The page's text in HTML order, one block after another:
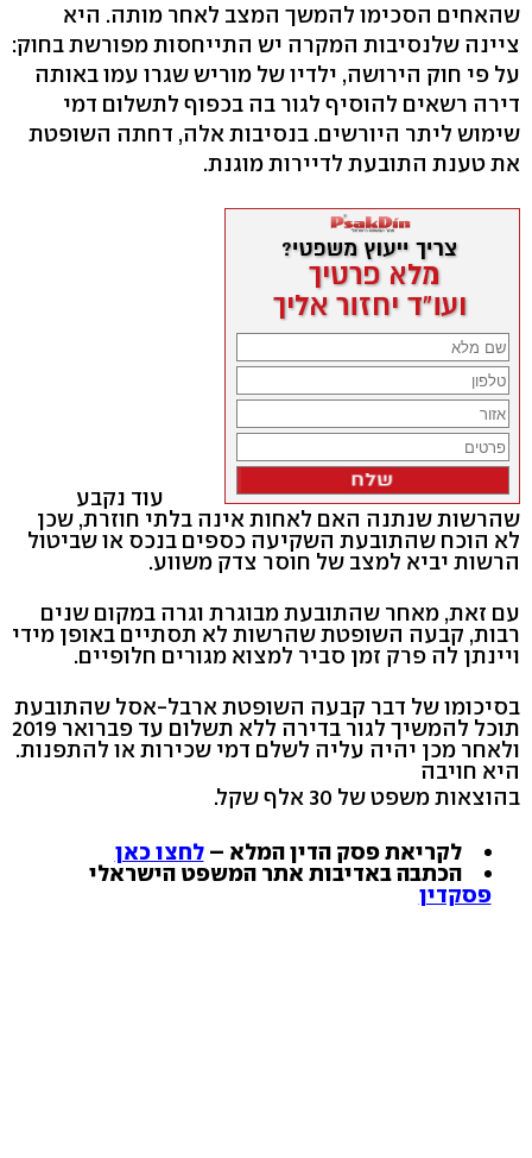
שהאחים הסכימו להמשך המצב לאחר מותה. היא
ציינה שלנסיבות המקרה יש התייחסות מפורשת בחוק:
על פי חוק הירושה, ילדיו של מוריש שגרו עמו באותה
דירה רשאים להוסיף לגור בה בכפוף לתשלום דמי
שימוש ליתר היורשים. בנסיבות אלה, דחתה השופטת
את טענת התובעת לדיירות מוגנת.
עוד נקבע
שהרשות שנתנה האם לאחות אינה בלתי חוזרת, שכן
לא הוכח שהתובעת השקיעה כספים בנכס או שביטול
הרשות יביא למצב של חוסר צדק משווע.
עם זאת, מאחר שהתובעת מבוגרת וגרה במקום שנים
רבות, קבעה השופטת שהרשות לא תסתיים באופן מידי
ויינתן לה פרק זמן סביר למצוא מגורים חלופיים.
בסיכומו של דבר קבעה השופטת ארבל-אסל שהתובעת
תוכל להמשיך לגור בדירה ללא תשלום עד פברואר 2019
ולאחר מכן יהיה עליה לשלם דמי שכירות או להתפנות.
היא חויבה
בהוצאות משפט של 30 אלף שקל.
לקריאת פסק הדין המלא –לחצו כאן
הכתבה באדיבות אתר המשפט הישראלי
פסקדין